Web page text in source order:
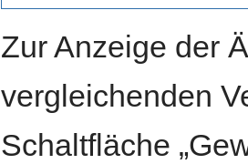
Zur Anzeige der
vergleichenden
Schaltfläche